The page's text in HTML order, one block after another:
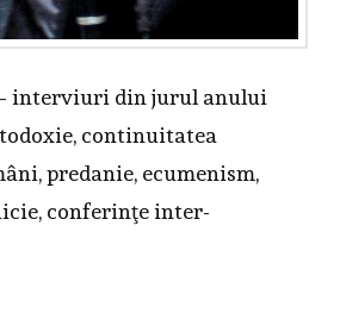
interviuri din jurul anului
continuitatea
predanie, ecumenism,
conferinţe inter-